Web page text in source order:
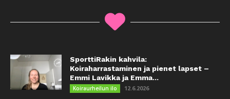
SporttiRakin kahvila:
Koiraharrastaminen ja pienet lapset –
Emmi Lavikka ja Emma...
Koiraurheilun ilo 12.6.2026